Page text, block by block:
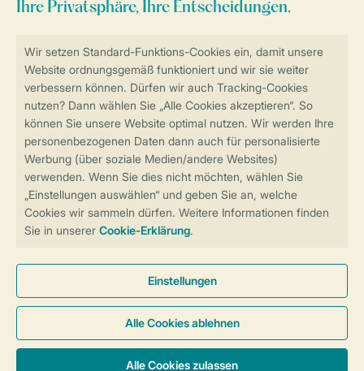
Sicherstellung Deiner Privatsphäre
Sicher und schnell zur Online-Buchung
Sichere Datenübertragung
Sicheres Bezahlen
Cookies und Banner
Barrierefreiheit
© 2026 Landal GreenParks GmbH